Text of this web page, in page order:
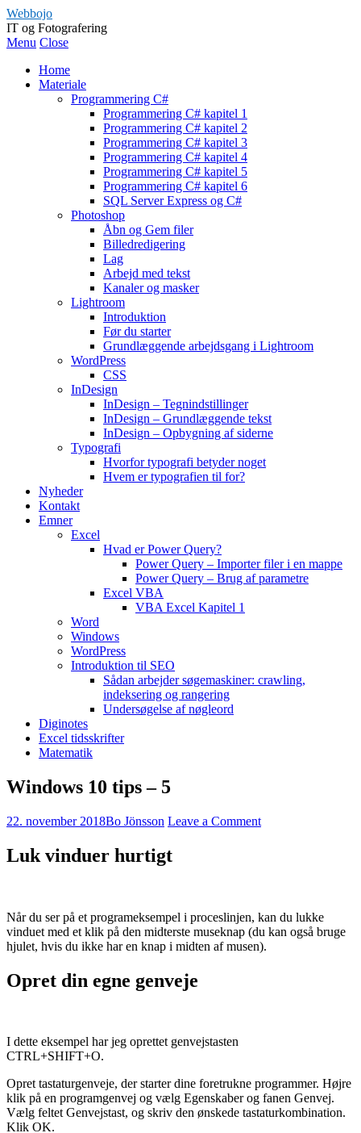
Webbojo
IT og Fotografering
Menu Close
Home
Materiale
Programmering C#
Programmering C# kapitel 1
Programmering C# kapitel 2
Programmering C# kapitel 3
Programmering C# kapitel 4
Programmering C# kapitel 5
Programmering C# kapitel 6
SQL Server Express og C#
Photoshop
Åbn og Gem filer
Billedredigering
Lag
Arbejd med tekst
Kanaler og masker
Lightroom
Introduktion
Før du starter
Grundlæggende arbejdsgang i Lightroom
WordPress
CSS
InDesign
InDesign – Tegnindstillinger
InDesign – Grundlæggende tekst
InDesign – Opbygning af siderne
Typografi
Hvorfor typografi betyder noget
Hvem er typografien til for?
Nyheder
Kontakt
Emner
Excel
Hvad er Power Query?
Power Query – Importer filer i en mappe
Power Query – Brug af parametre
Excel VBA
VBA Excel Kapitel 1
Word
Windows
WordPress
Introduktion til SEO
Sådan arbejder søgemaskiner: crawling,
indeksering og rangering
Undersøgelse af nøgleord
Diginotes
Excel tidsskrifter
Matematik
Windows 10 tips – 5
22. november 2018Bo Jönsson Leave a Comment
Luk vinduer hurtigt
Når du ser på et programeksempel i proceslinjen, kan du lukke
vinduet med et klik på den midterste museknap (du kan også bruge
hjulet, hvis du ikke har en knap i midten af musen).
Opret din egne genveje
I dette eksempel har jeg oprettet genvejstasten
CTRL+SHIFT+O.
Opret tastaturgenveje, der starter dine foretrukne programmer. Højre
klik på en programgenvej og vælg Egenskaber og fanen Genvej.
Vælg feltet Genvejstast, og skriv den ønskede tastaturkombination.
Klik OK.